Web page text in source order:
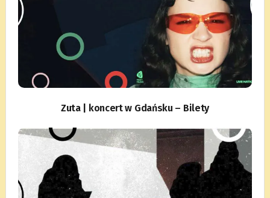
Zuta | koncert w Gdańsku – Bilety